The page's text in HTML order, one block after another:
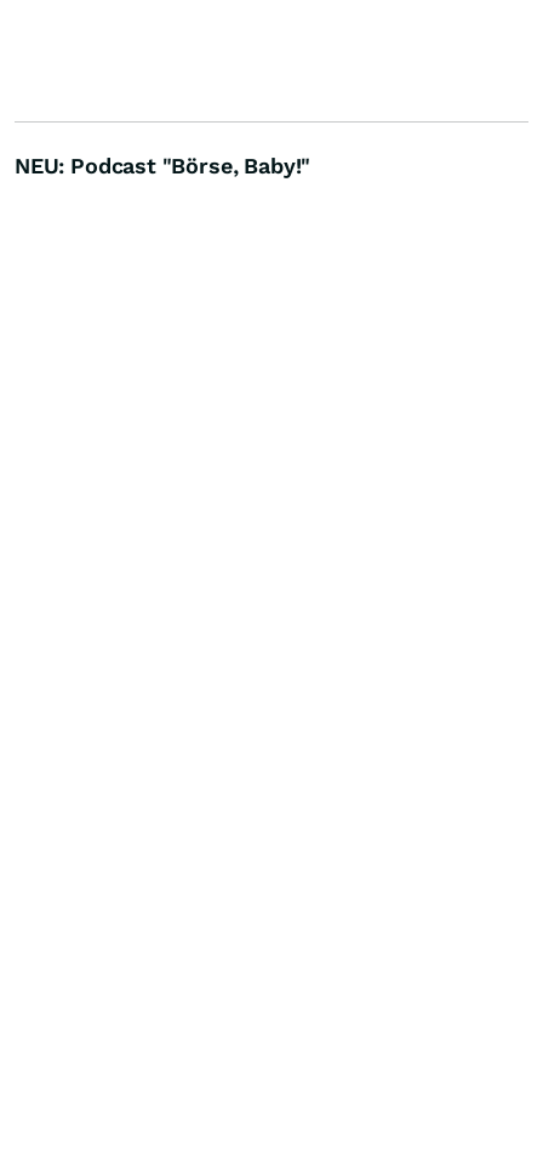
NEU: Podcast "Börse, Baby!"